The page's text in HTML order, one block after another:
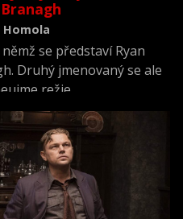
Homola
se představí Ryan
Druhý jmenovaný se ale
režie.